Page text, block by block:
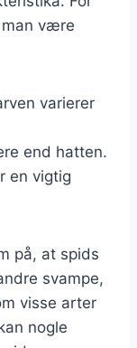
være
varierer
end hatten.
en vigtig
på, at spids
svampe,
visse arter
nogle